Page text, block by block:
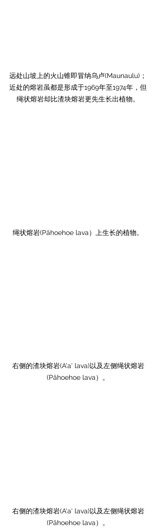
远处山坡上的火山锥即冒纳乌卢(Maunaulu)；
近处的熔岩虽都是形成于1969年至1974年，但
绳状熔岩却比渣块熔岩更先生长出植物。
绳状熔岩(Pāhoehoe lava）上生长的植物。
右侧的渣块熔岩(A'a' lava)以及左侧绳状熔岩
(Pāhoehoe lava）。
右侧的渣块熔岩(A'a' lava)以及左侧绳状熔岩
(Pāhoehoe lava）。